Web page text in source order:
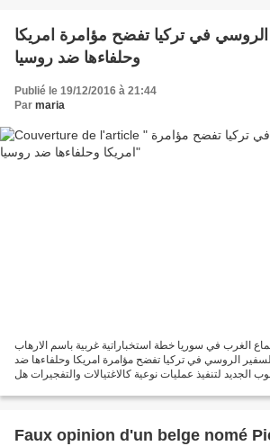
الروسي في تركيا تفضح مؤامرة امريكا
وحلفاءها ضد روسيا
Publié le 19/12/2016 à 21:44
Par maria
الغرب في سوريا خطة استخباراتية غربية باسم الارهاب
الروسي في تركيا تفضح مؤامرة امريكا وحلفاءها ضد
الجديد لتنفيذ عمليات نوعية كالاغتيالات والتفجيرات هل
Faux opinion d'un belge nomé